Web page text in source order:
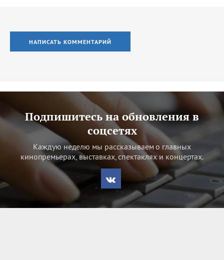
НАПИСАТЬ КОММЕНТАРИЙ
Подпишитесь на обновления в
соцсетях
Каждую неделю мы рассказываем о главных
кинопремьерах, выставках, спектаклях и концертах.